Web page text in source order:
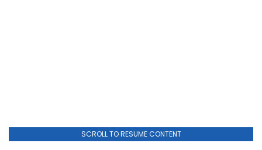
SCROLL TO RESUME CONTENT